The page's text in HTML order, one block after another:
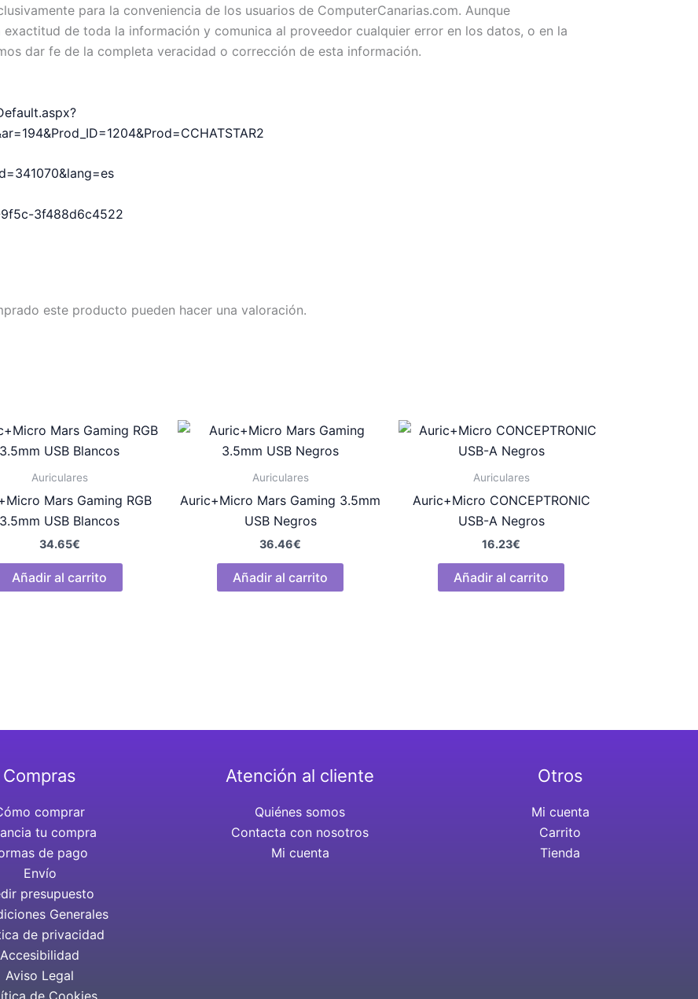
para la conveniencia de los usuarios de ComputerCanarias.com. Aunque
de toda la información y comunica al proveedor cualquier error en los datos, o en la
dar fe de la completa veracidad o corrección de esta información.
3f488d6c4522
este producto pueden hacer una valoración.
Auriculares
Mars Gaming RGB
3.5mm USB Blancos
34.65€
Añadir al carrito
Auriculares
Auric+Micro Mars Gaming 3.5mm
USB Negros
36.46€
Añadir al carrito
Auriculares
Auric+Micro CONCEPTRONIC
USB-A Negros
16.23€
Añadir al carrito
Compras
comprar
tu compra
de pago
Envío
presupuesto
Generales
de privacidad
Accesibilidad
Aviso Legal
de Cookies
Atención al cliente
Quiénes somos
Contacta con nosotros
Mi cuenta
Otros
Mi cuenta
Carrito
Tienda